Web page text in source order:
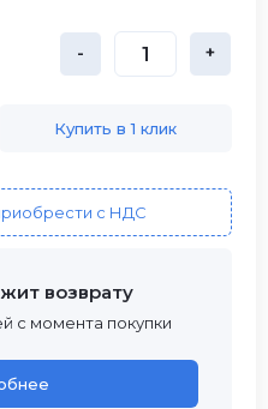
- +
Купить в 1 клик
с НДС
возврату
с момента покупки